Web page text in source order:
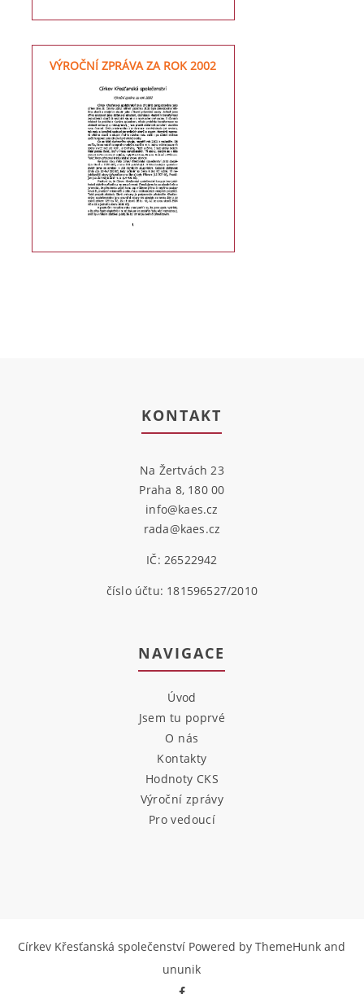
VÝROČNÍ ZPRÁVA ZA ROK 2002
KONTAKT
Na Žertvách 23
Praha 8, 180 00
info@kaes.cz
rada@kaes.cz
IČ: 26522942
číslo účtu: 181596527/2010
NAVIGACE
Úvod
Jsem tu poprvé
O nás
Kontakty
Hodnoty CKS
Výroční zprávy
Pro vedoucí
Církev Křesťanská společenství Powered by ThemeHunk and
ununik